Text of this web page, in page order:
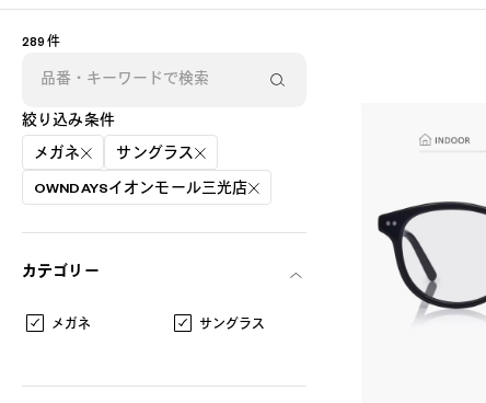
289 件
絞り込み条件
メガネ サングラス
OWNDAYSイオンモール三光店
カテゴリー
メガネ サングラス